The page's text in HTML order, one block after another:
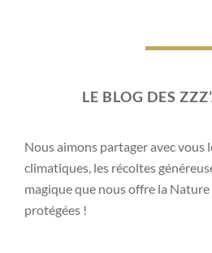
LE BLOG DES
Nous aimons partager avec vous
climatiques, les récoltes
magique que nous offre la
protégées !